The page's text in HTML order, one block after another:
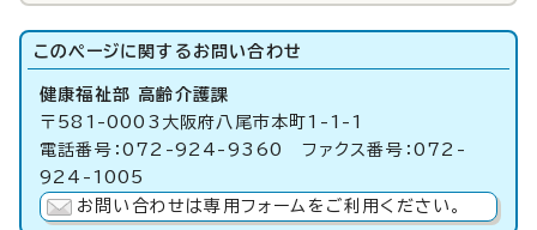
このページに関する お問い合わせ
健康福祉部 高齢介護課
〒581-0003大阪府八尾市本町1-1-1
電話番号：072-924-9360 ファクス番号：072-
924-1005
お問い合わせは専用フォームをご利用ください。